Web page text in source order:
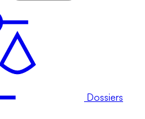
Dossiers